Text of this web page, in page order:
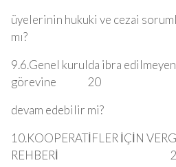
üyelerinin hukuki ve cezai
mı?
9.6.Genel kurulda ibra
görevine 20
devam edebilir mi?
10.KOOPERATİFLER İÇİN
REHBERİ 20-